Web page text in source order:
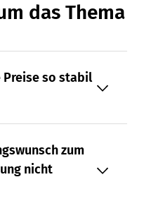
das Thema
Preise so stabil
zum
nicht